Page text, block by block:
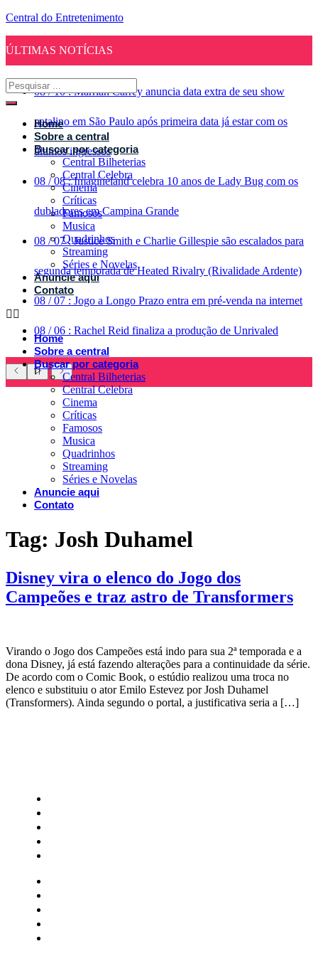
Central do Entretenimento
ÚLTIMAS NOTÍCIAS
08 / 10 : Marriah Carrey anuncia data extra de seu show
natalino em São Paulo após primeira data já estar com os
últimos ingressos
08 / 08 : Imagineland celebra 10 anos de Lady Bug com os
dubladores em Campina Grande
08 / 07 : Justice Smith e Charlie Gillespie são escalados para
segunda temporada de Heated Rivalry (Rivalidade Ardente)
08 / 07 : Jogo a Longo Prazo entra em pré-venda na internet
08 / 06 : Rachel Reid finaliza a produção de Unrivaled
Home
Sobre a central
Buscar por categoria
Central Bilheterias
Central Celebra
Cinema
Críticas
Famosos
Musica
Quadrinhos
Streaming
Séries e Novelas
Anuncie aqui
Contato
Home
Sobre a central
Buscar por categoria
Central Bilheterias
Central Celebra
Cinema
Críticas
Famosos
Musica
Quadrinhos
Streaming
Séries e Novelas
Anuncie aqui
Contato
Tag: Josh Duhamel
Disney vira o elenco do Jogo dos
Campeões e traz astro de Transformers
Virando o Jogo dos Campeões está indo para sua 2ª temporada e a
dona Disney, já está fazendo alterações para a continuidade da série.
De acordo com o Comic Book, o estúdio realizou uma troca no
elenco e substituiu o ator Emilo Estevez por Josh Duhamel
(Transformers). Ainda segundo o portal, a justificativa seria a […]